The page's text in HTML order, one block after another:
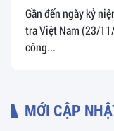
Gần đến ngày kỷ
tra Việt Nam (23/
công...
MỚI CẬP